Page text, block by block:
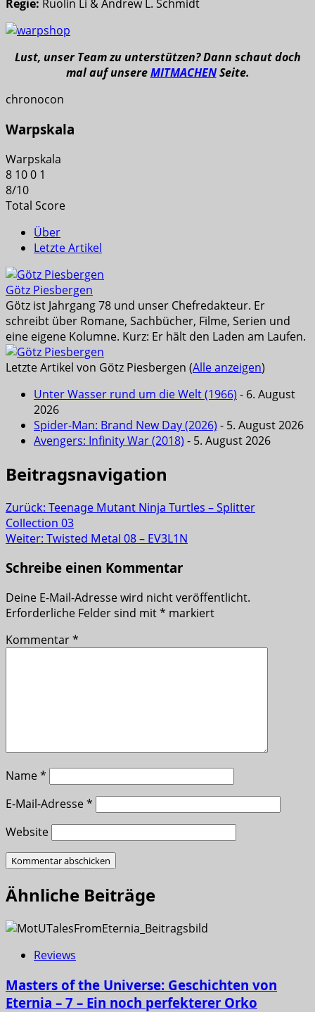
Regie: Ruolin Li & Andrew L. Schmidt
Lust, unser Team zu unterstützen? Dann schaut doch
mal auf unsereMITMACHENSeite.
chronocon
Warpskala
Warpskala
8 100 1
8/10
Total Score
Über
Letzte Artikel
Götz Piesbergen
Götz ist Jahrgang 78 und unser Chefredakteur. Er
schreibt über Romane, Sachbücher, Filme, Serien und
eine eigene Kolumne. Kurz: Er hält den Laden am Laufen.
Letzte Artikel von Götz Piesbergen (Alle anzeigen)
Unter Wasser rund um die Welt (1966) - 6. August
2026
Spider-Man: Brand New Day (2026) - 5. August 2026
Avengers: Infinity War (2018) - 5. August 2026
Beitragsnavigation
Zurück: Teenage Mutant Ninja Turtles – Splitter
Collection 03
Weiter: Twisted Metal 08 – EV3L1N
Schreibe einen Kommentar
Deine E-Mail-Adresse wird nicht veröffentlicht.
Erforderliche Felder sind mit* markiert
Kommentar*
Name*
E-Mail-Adresse*
Website
Ähnliche Beiträge
Reviews
Masters of the Universe: Geschichten von
Eternia – 7 – Ein noch perfekterer Orko